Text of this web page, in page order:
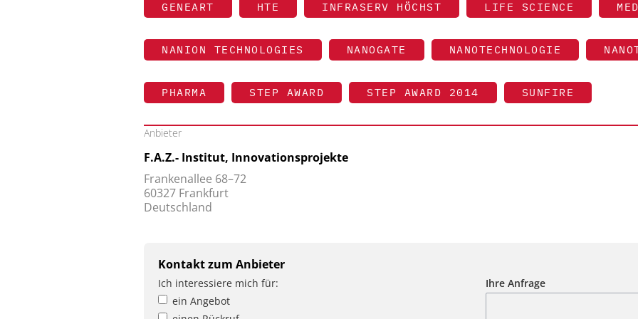
GENEART HTE INFRASERV HÖCHST LIFE SCIENCE
NANION TECHNOLOGIES NANOGATE NANOTECHNOLOGIE
PHARMA STEP AWARD STEP AWARD 2014 SUNFIRE
Anbieter
F.A.Z.- Institut, Innovationsprojekte
Frankenallee 68–72
60327 Frankfurt
Deutschland
Kontakt zum Anbieter
Ich interessiere mich für:
ein Angebot
Ihre Anfrage